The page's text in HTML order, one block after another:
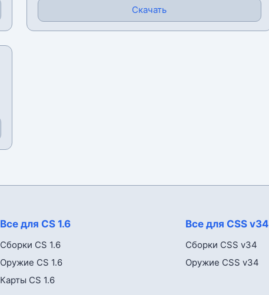
Скачать
Все для CS 1.6
Сборки CS 1.6
Оружие CS 1.6
Карты CS 1.6
Все для CSS v34
Сборки CSS v34
Оружие CSS v34